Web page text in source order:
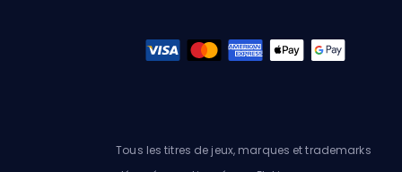
Tous les titres de jeux, marques et trademarks